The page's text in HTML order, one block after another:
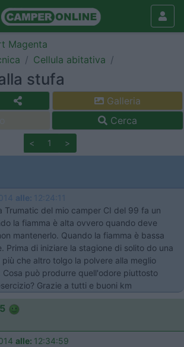
Cellula abitativa
stufa
Galleria
Cerca
< 1 >
alle: 12:24:11
Trumatic del mio camper CI del 99 fa un
la fiamma è alta ovvero quando deve
mantenerlo. Quando la fiamma è bassa
Prima di iniziare la stagione di solito do una
che altro tolgo la polvere alla meglio
Cosa può produrre quell'odore piuttosto
Grazie a tutti e buoni km
alle: 12:34:59